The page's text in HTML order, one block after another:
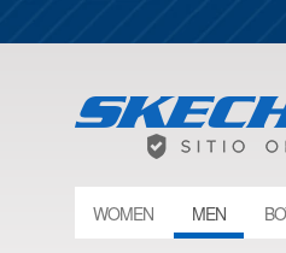
WOMEN MEN